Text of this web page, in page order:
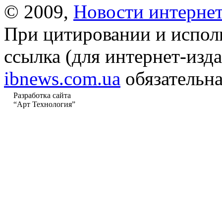
© 2009, Новости
При цитировании и
ссылка (для интернет-
ibnews.com.ua
Разработка сайта
“Арт Технология”